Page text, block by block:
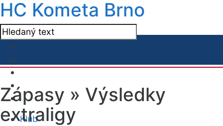
HC Kometa Brno
Klub
Zápasy » Výsledky
extraligy